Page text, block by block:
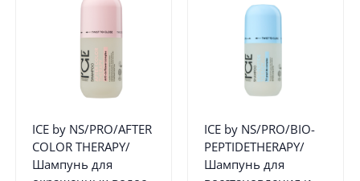
ICE by NS/PRO/AFTER
COLOR THERAPY/
Шампунь для
ICE by NS/PRO/BIO-
PEPTIDETHERAPY/
Шампунь для